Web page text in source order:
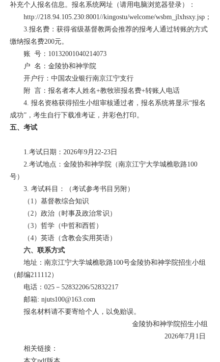
补充个人报名信息。报名系统网址（请用电脑浏览器登录）：
http://218.94.105.230:8001//kingostu/welcome/wsbm_jlxhsxy.jsp；
3.报名费：获得省级基督教两会推荐的报考人通过转账的方式
缴纳报名费200元。
账 号：10132001040214073
户 名：金陵协和神学院
开户行：中国农业银行南京江宁支行
附 言：报名者本人姓名+教牧班报名费+转账人电话
4. 报名资格获得招生小组审核通过者，报名系统将显示“报名
成功”，考生自行下载准考证，并彩色打印。
五、考试
1.考试日期：2026年9月22-23日
2.考试地点：金陵协和神学院（南京江宁大学城樵歌路100
号）
3. 考试科目：（考试参考书目另附）
（1）基督教综合知识
（2）政治（时事及政治常识）
（3）哲学（中哲和西哲）
（4）英语（含教会实用英语）
六、联系方式
地址：南京江宁大学城樵歌路100号金陵协和神学院招生小组
（邮编211112）
电话：025－52832206/52832217
邮箱: njuts100@163.com
报名材料请不要寄给个人，以免贻误。
金陵协和神学院招生小组
2026年7月1日
相关链接：